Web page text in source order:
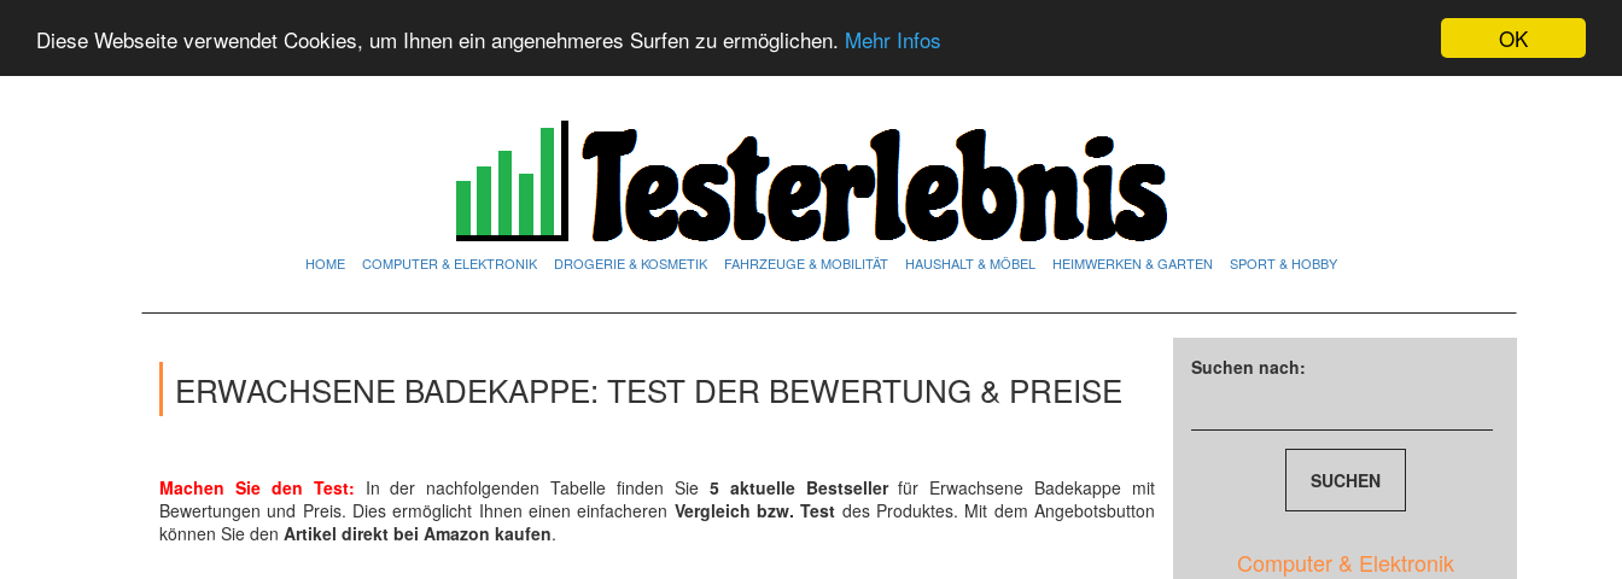
OK
Diese Webseite verwendet Cookies, um Ihnen ein angenehmeres Surfen zu ermöglichen. Mehr Infos
HOME COMPUTER & ELEKTRONIK DROGERIE & KOSMETIK FAHRZEUGE & MOBILITÄT HAUSHALT & MÖBEL HEIMWERKEN & GARTEN SPORT & HOBBY
ERWACHSENE BADEKAPPE: TEST DER BEWERTUNG & PREISE
Machen Sie den Test: In der nachfolgenden Tabelle finden Sie5 aktuelle Bestsellerfür Erwachsene Badekappe mit
Bewertungen und Preis. Dies ermöglicht Ihnen einen einfacheren Vergleich bzw. Test des Produktes. Mit dem Angebotsbutton
können Sie den Artikel direkt bei Amazon kaufen.
Suchen nach:
Computer & Elektronik